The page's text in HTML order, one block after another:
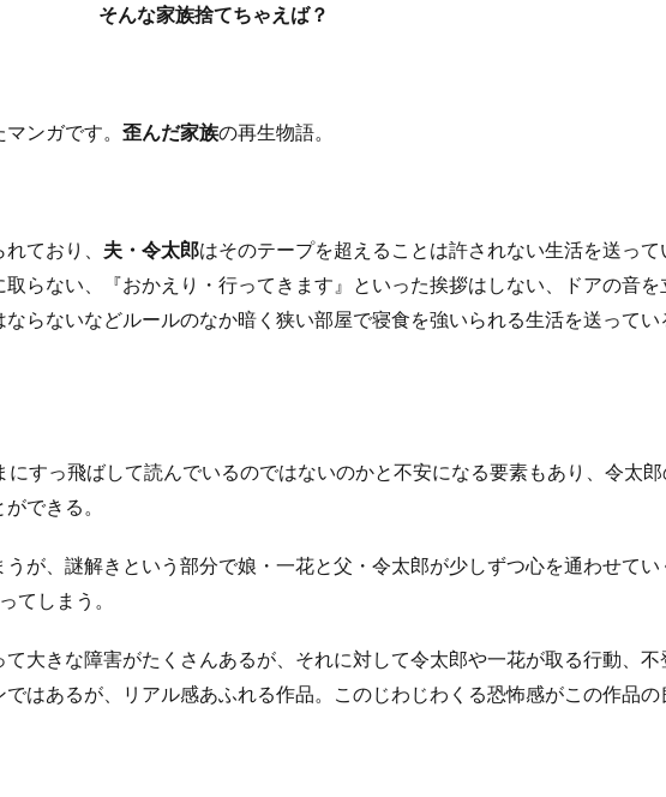
そんな家族捨てちゃえば？
ンガです。 歪んだ家族の再生物語。
ており、 夫・令太郎はそのテープを超えることは許されない生活を送って
らない、『おかえり・行ってきます』といった挨拶はしない、ドアの音
らないなどルールのなか暗く狭い部屋で寝食を強いられる生活を送ってい
すっ飛ばして読んでいるのではないのかと不安になる要素もあり、令太
できる。
が、謎解きという部分で娘・一花と父・令太郎が少しずつ心を通わせて
てしまう。
大きな障害がたくさんあるが、それに対して令太郎や一花が取る行動、
はあるが、リアル感あふれる作品。このじわじわくる恐怖感がこの作品の